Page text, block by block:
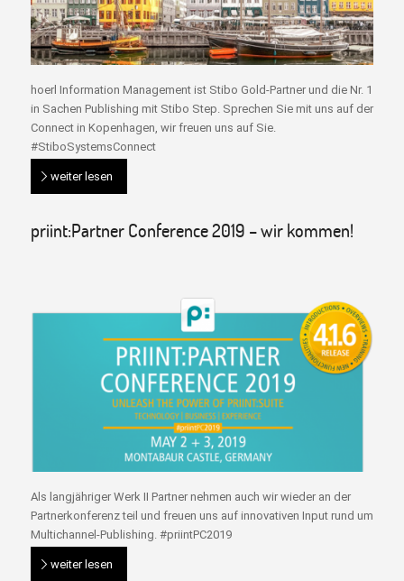
hoerl Information Management ist Stibo Gold-Partner und die Nr. 1
in Sachen Publishing mit Stibo Step. Sprechen Sie mit uns auf der
Connect in Kopenhagen, wir freuen uns auf Sie.
#StiboSystemsConnect
weiter lesen
priint:Partner Conference 2019 – wir kommen!
Als langjähriger Werk II Partner nehmen auch wir wieder an der
Partnerkonferenz teil und freuen uns auf innovativen Input rund um
Multichannel-Publishing. #priintPC2019
weiter lesen